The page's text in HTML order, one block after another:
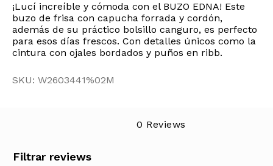
¡Lucí increíble y cómoda con el BUZO EDNA! Este
buzo de frisa con capucha forrada y cordón,
además de su práctico bolsillo canguro, es perfecto
para esos días frescos. Con detalles únicos como la
cintura con ojales bordados y puños en ribb.
SKU: W2603441%02M
Filtrar reviews
0 Reviews